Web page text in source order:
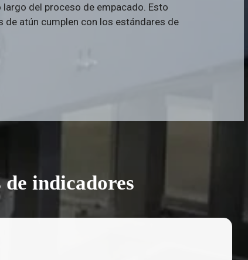
del proceso de empacado. Esto
atún cumplen con los estándares de
de indicadores